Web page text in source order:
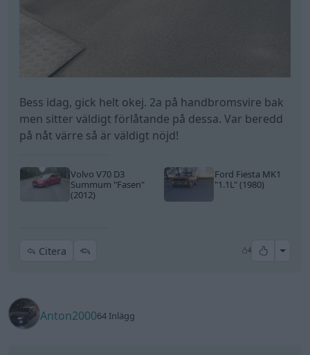
Bess idag, gick helt okej. 2a på handbromsvire bak
men sitter väldigt förlåtande på dessa. Var beredd
på nåt värre så är väldigt nöjd!
Volvo V70 D3
Summum "Fasen"
(2012)
Ford Fiesta MK1
"1.1L"(1980)
Citera 4 All
Anton200064 Inlägg